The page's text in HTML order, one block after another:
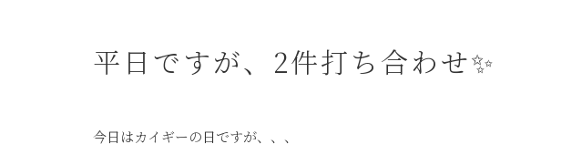
平日ですが、2件打ち合わせ✨
今日はカイギーの日ですが、、、